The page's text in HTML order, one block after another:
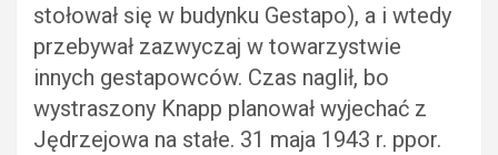
stołował się w budynku Gestapo), a i wtedy
przebywał zazwyczaj w towarzystwie
innych gestapowców. Czas naglił, bo
wystraszony Knapp planował wyjechać z
Jędrzejowa na stałe. 31 maja 1943 r. ppor.